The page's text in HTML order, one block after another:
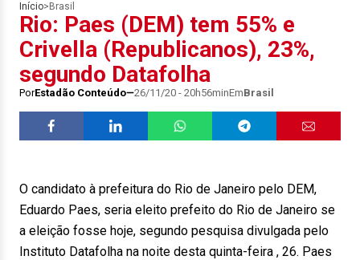
Início> Brasil
Rio: Paes (DEM) tem 55% e
Crivella (Republicanos), 23%,
segundo Datafolha
PorEstadão Conteúdo 26/11/20 - 20h56minEmBrasil
O candidato à prefeitura do Rio de Janeiro pelo DEM,
Eduardo Paes, seria eleito prefeito do Rio de Janeiro se
a eleição fosse hoje, segundo pesquisa divulgada pelo
Instituto Datafolha na noite desta quinta-feira , 26. Paes